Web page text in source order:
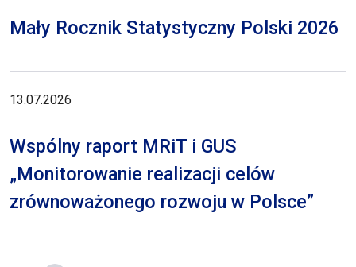
Mały Rocznik Statystyczny Polski 2026
13.07.2026
Wspólny raport MRiT i GUS
„Monitorowanie realizacji celów
zrównoważonego rozwoju w Polsce”